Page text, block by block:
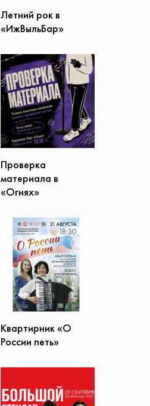
Летний рок в
«ИжВыльБар»
Проверка
материала в
«Огнях»
Квартирник «О
России петь»